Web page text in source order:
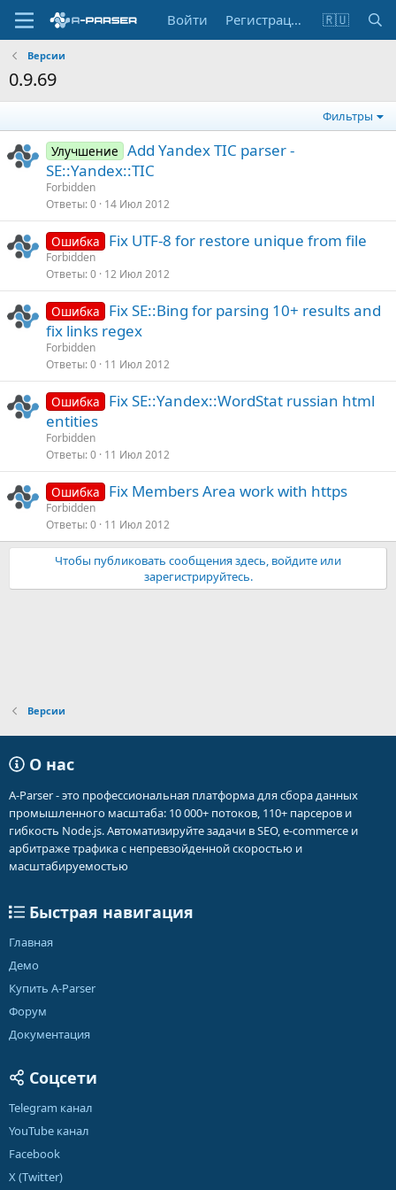
Войти Регистрация 🇷🇺
Версии
0.9.69
Фильтры
Улучшение Add Yandex TIC parser -
SE::Yandex::TIC
Forbidden
Ответы 0 14 Июл 2012
Ошибка Fix UTF-8 for restore unique from file
Forbidden
Ответы 0 12 Июл 2012
Ошибка
Fix SE::Bing for parsing 10+ results and
fix links regex
Forbidden
Ответы 0 11 Июл 2012
Ошибка
Fix SE::Yandex::WordStat russian html
entities
Forbidden
Ответы 0 11 Июл 2012
Ошибка Fix Members Area work with https
Forbidden
Ответы 0 11 Июл 2012
Чтобы публиковать сообщения здесь, войдите или
зарегистрируйтесь.
Версии
О нас
A-Parser - это профессиональная платформа для сбора данных
промышленного масштаба: 10 000+ потоков, 110+ парсеров и
гибкость Node.js. Автоматизируйте задачи в SEO, e-commerce и
арбитраже трафика с непревзойденной скоростью и
масштабируемостью
Быстрая навигация
Главная
Демо
Купить A-Parser
Форум
Документация
Соцсети
Telegram канал
YouTube канал
Facebook
X (Twitter)